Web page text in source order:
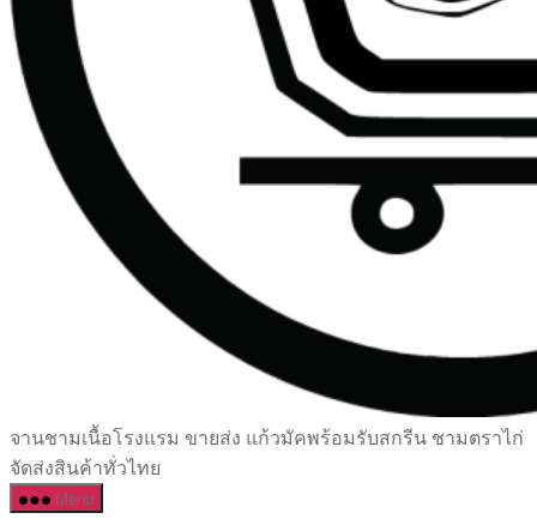
เซรามิค
ครบ
ครัน
จานชามเนื้อโรงแรม ขายส่ง แก้วมัคพร้อมรับสกรีน ชามตราไก่
จัดส่งสินค้าทั่วไทย
Menu